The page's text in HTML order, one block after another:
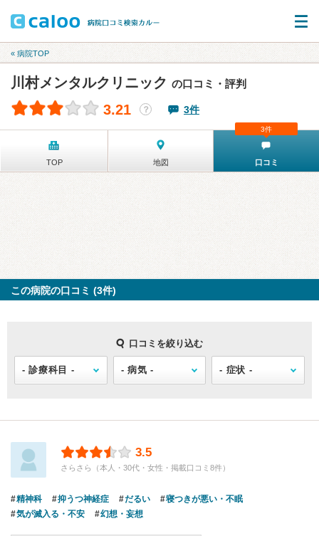
« 病院TOP
川村メンタルクリニック の口コミ・評判
3.21 ？ 3件
TOP 地図 口コミ
3件
この病院の口コミ (3件)
口コミを絞り込む
3.5
さらさら（本人・30代・女性・掲載口コミ8件）
精神科 抑うつ神経症 だるい
寝つきが悪い・不眠
気が滅入る・不安
幻想・妄想